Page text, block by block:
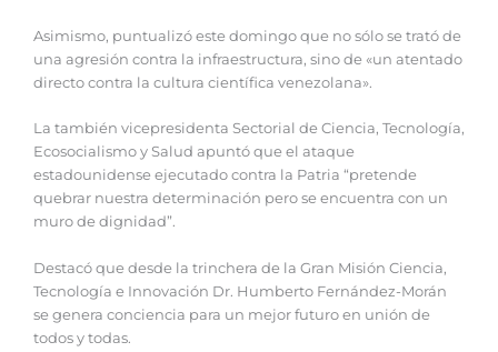
Asimismo, puntualizó este domingo que no sólo se trató de
una agresión contra la infraestructura, sino de «un atentado
directo contra la cultura científica venezolana».
La también vicepresidenta Sectorial de Ciencia, Tecnología,
Ecosocialismo y Salud apuntó que el ataque
estadounidense ejecutado contra la Patria “pretende
quebrar nuestra determinación pero se encuentra con un
muro de dignidad”.
Destacó que desde la trinchera de la Gran Misión Ciencia,
Tecnología e Innovación Dr. Humberto Fernández-Morán
se genera conciencia para un mejor futuro en unión de
todos y todas.